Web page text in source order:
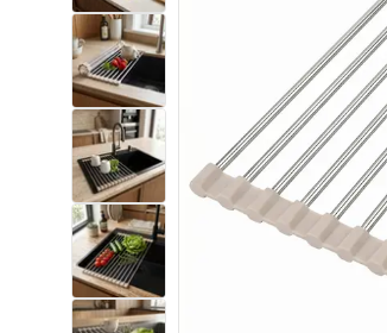
Lineaire Douchegoten
Wastafels
Baden en badwanden